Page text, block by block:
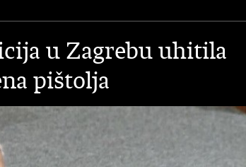
u Zagrebu uhitila
pištolja